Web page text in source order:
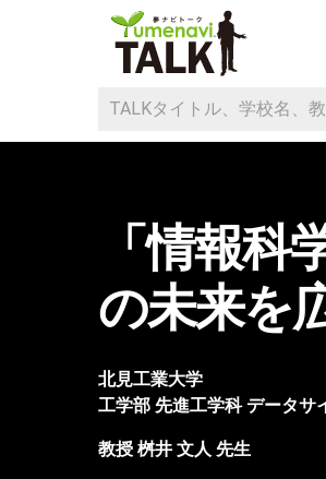
「情報科
の未来を
北見工業大学
工学部 先進工学科 データサ
教授 桝井 文人 先生